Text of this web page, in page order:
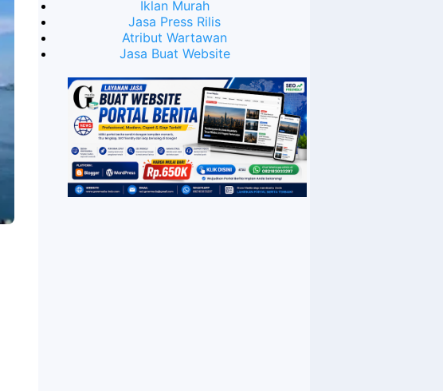
Iklan Murah
Jasa Press Rilis
Atribut Wartawan
Jasa Buat Website